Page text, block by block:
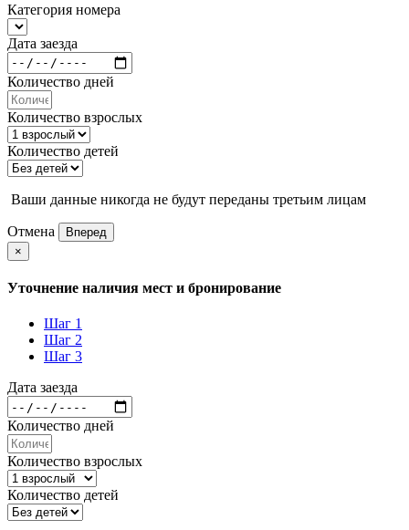
Категория номера
Дата заезда
Количество дней
Количество взрослых
Количество детей
Ваши данные никогда не будут переданы третьим лицам
Отмена
Вперед
×
Уточнение наличия мест и бронирование
Шаг 1
Шаг 2
Шаг 3
Дата заезда
Количество дней
Количество взрослых
Количество детей